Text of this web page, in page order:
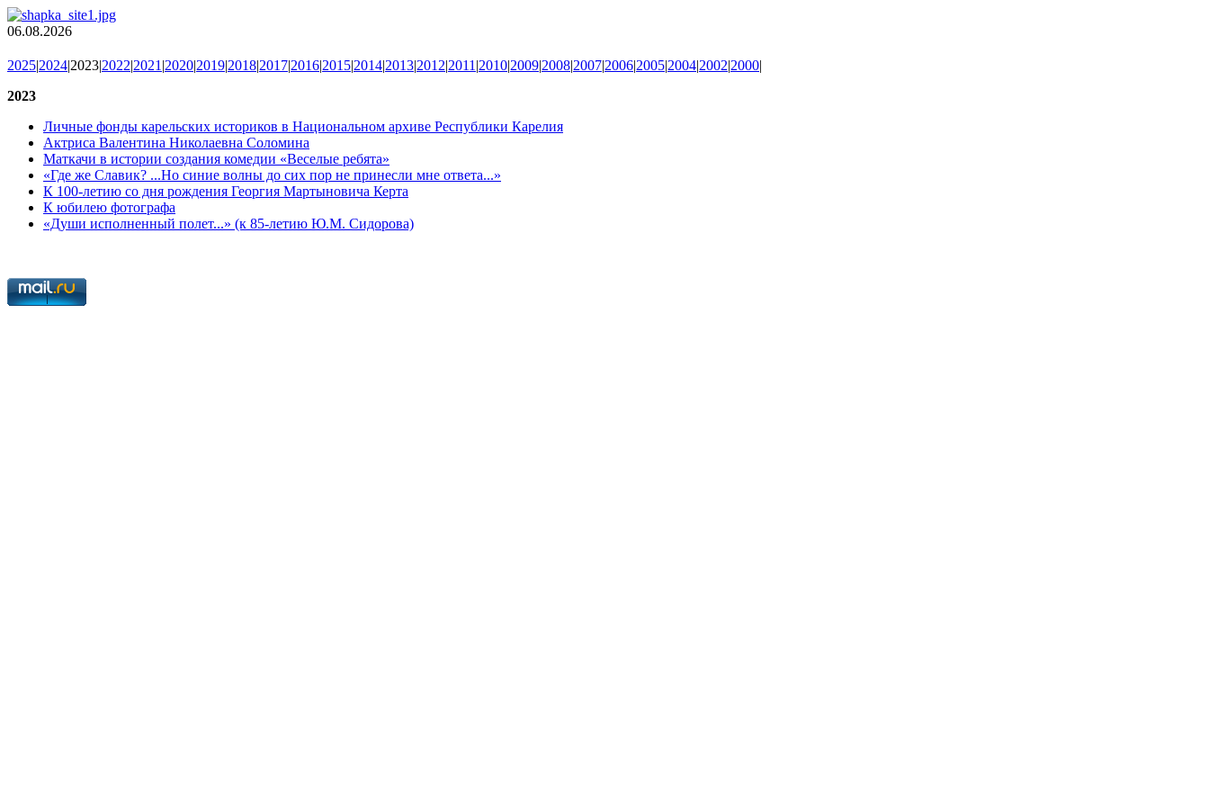
06.08.2026
2025|2024|2023|2022|2021 |2020|2019|2018|2017|2016|2015|2014|2013|2012|2011 |2010|2009|2008|2007|2006|2005|2004|2002|2000|
2023
Личные фонды карельских историков в Национальном архиве Республики Карелия
Актриса Валентина Николаевна Соломина
Маткачи в истории создания комедии «Веселые ребята»
«Где же Славик? ...Но синие волны до сих пор не принесли мне ответа...»
К 100-летию со дня рождения Георгия Мартыновича Керта
К юбилею фотографа
«Души исполненный полет...» (к 85-летию Ю.М. Сидорова)